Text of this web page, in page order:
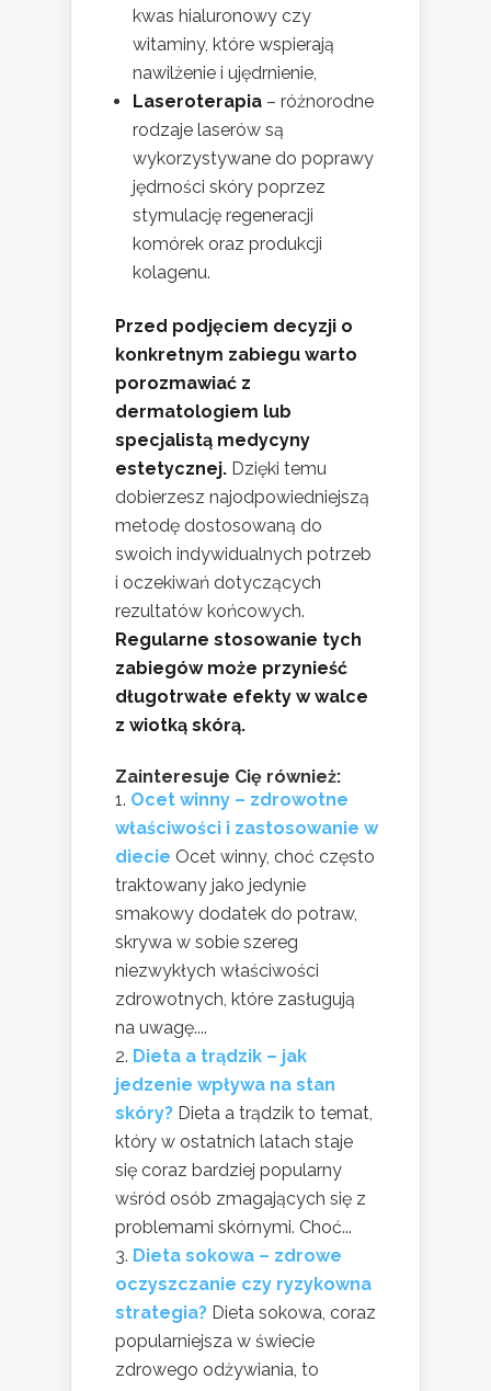
kwas hialuronowy czy
witaminy, które wspierają
nawilżenie i ujędrnienie,
Laseroterapia – różnorodne
rodzaje laserów są
wykorzystywane do poprawy
jędrności skóry poprzez
stymulację regeneracji
komórek oraz produkcji
kolagenu.
Przed podjęciem decyzji o
konkretnym zabiegu warto
porozmawiać z
dermatologiem lub
specjalistą medycyny
estetycznej. Dzięki temu
dobierzesz najodpowiedniejszą
metodę dostosowaną do
swoich indywidualnych potrzeb
i oczekiwań dotyczących
rezultatów końcowych.
Regularne stosowanie tych
zabiegów może przynieść
długotrwałe efekty w walce
z wiotką skórą.
Zainteresuje Cię również:
Ocet winny – zdrowotne
właściwości i zastosowanie w
diecie Ocet winny, choć często
traktowany jako jedynie
smakowy dodatek do potraw,
skrywa w sobie szereg
niezwykłych właściwości
zdrowotnych, które zasługują
na uwagę....
Dieta a trądzik – jak
jedzenie wpływa na stan
skóry? Dieta a trądzik to temat,
który w ostatnich latach staje
się coraz bardziej popularny
wśród osób zmagających się z
problemami skórnymi. Choć...
Dieta sokowa – zdrowe
oczyszczanie czy ryzykowna
strategia? Dieta sokowa, coraz
popularniejsza w świecie
zdrowego odżywiania, to